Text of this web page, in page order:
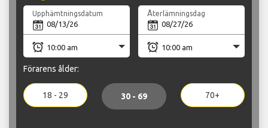
Upphämtningsdatum Återlämningsdag
Förarens ålder:
18 - 29 30 - 69 70+